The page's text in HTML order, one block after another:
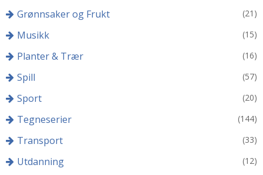
Grønnsaker og Frukt (21)
Musikk (15)
Planter & Trær (16)
Spill (57)
Sport (20)
Tegneserier (144)
Transport (33)
Utdanning (12)